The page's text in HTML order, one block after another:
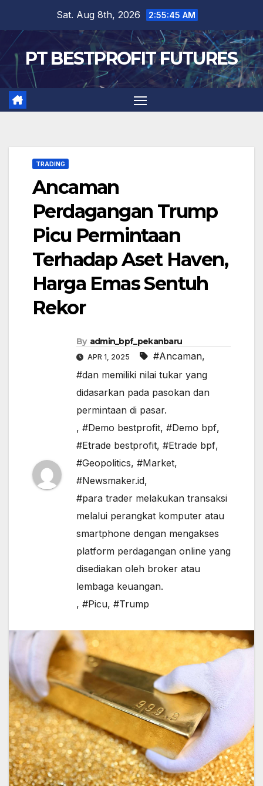
content
Sat. Aug 8th, 2026 2:55:45 AM
PT BESTPROFIT FUTURES
TRADING
Ancaman
Perdagangan Trump
Picu Permintaan
Terhadap Aset Haven,
Harga Emas Sentuh
Rekor
By admin_bpf_pekanbaru
APR 1, 2025 #Ancaman,
#dan memiliki nilai tukar yang
didasarkan pada pasokan dan
permintaan di pasar.
, #Demo bestprofit, #Demo bpf,
#Etrade bestprofit, #Etrade bpf,
#Geopolitics, #Market,
#Newsmaker.id,
#para trader melakukan transaksi
melalui perangkat komputer atau
smartphone dengan mengakses
platform perdagangan online yang
disediakan oleh broker atau
lembaga keuangan.
, #Picu, #Trump